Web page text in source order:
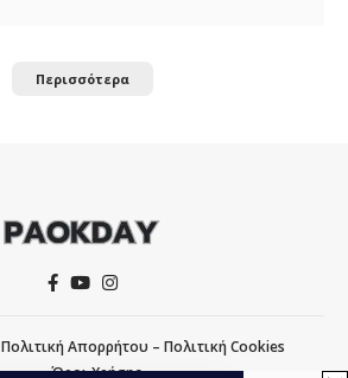
Περισσότερα
Πολιτική Απορρήτου – Πολιτική Cookies
Όροι Χρήσης